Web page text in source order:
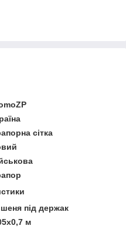
сітка
під держак
м